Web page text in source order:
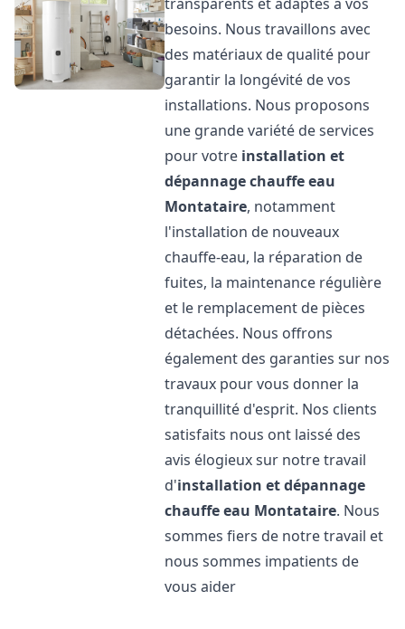
besoins. Nous travaillons avec
des matériaux de qualité pour
garantir la longévité de vos
installations. Nous proposons
une grande variété de services
pour votre installation et
dépannage chauffe eau
Montataire, notamment
l'installation de nouveaux
chauffe-eau, la réparation de
fuites, la maintenance régulière
et le remplacement de pièces
détachées. Nous offrons
également des garanties sur nos
travaux pour vous donner la
tranquillité d'esprit. Nos clients
satisfaits nous ont laissé des
avis élogieux sur notre travail
d'installation et dépannage
chauffe eau Montataire. Nous
sommes fiers de notre travail et
nous sommes impatients de
vous aider